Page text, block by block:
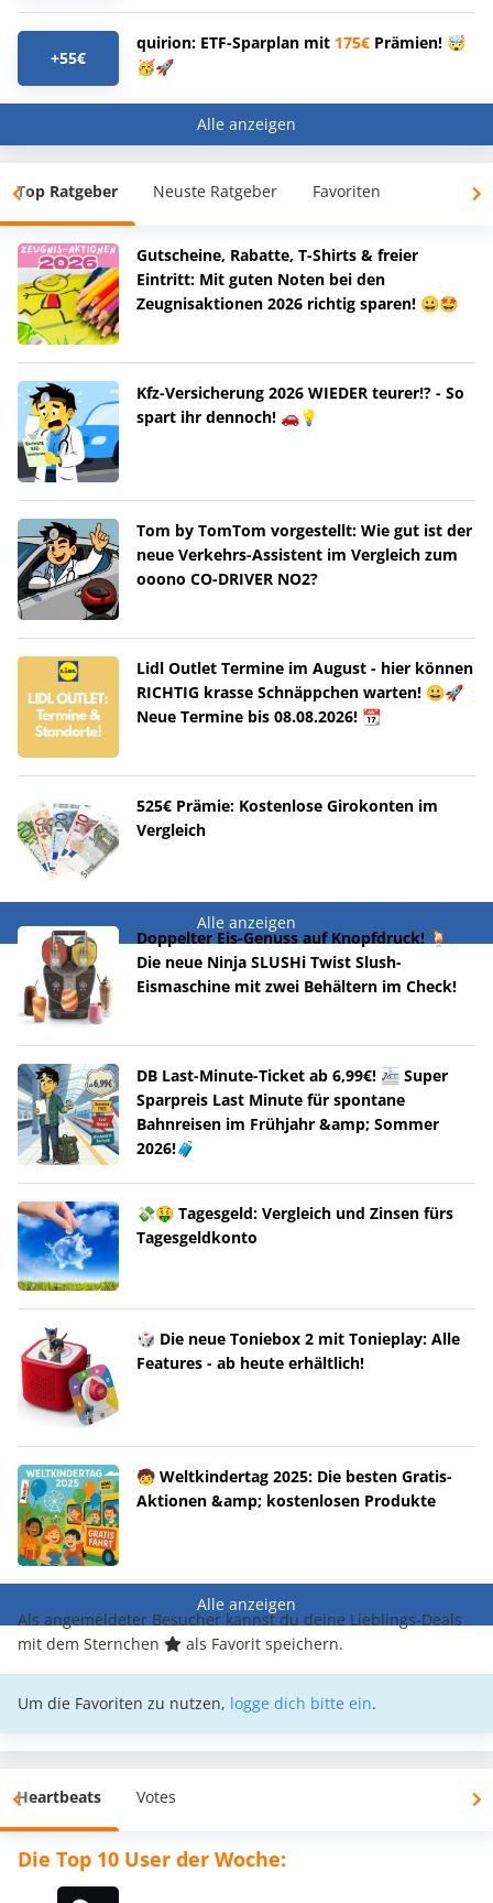
+55€
quirion: ETF-Sparplan mit 175€ Prämien! 🤯
🥳🚀
Alle anzeigen
Top Ratgeber Neuste Ratgeber Favoriten
Gutscheine, Rabatte, T-Shirts & freier
Eintritt: Mit guten Noten bei den
Zeugnisaktionen 2026 richtig sparen! 😀🤩
Kfz-Versicherung 2026 WIEDER teurer!? - So
spart ihr dennoch! 🚗💡
Tom by TomTom vorgestellt: Wie gut ist der
neue Verkehrs-Assistent im Vergleich zum
ooono CO-DRIVER NO2?
Lidl Outlet Termine im August - hier können
RICHTIG krasse Schnäppchen warten! 😀🚀
Neue Termine bis 08.08.2026! 📆
525€ Prämie: Kostenlose Girokonten im
Vergleich
Alle anzeigen
Doppelter Eis-Genuss auf Knopfdruck! 🍹
Die neue Ninja SLUSHi Twist Slush-
Eismaschine mit zwei Behältern im Check!
DB Last-Minute-Ticket ab 6,99€! 🚈 Super
Sparpreis Last Minute für spontane
Bahnreisen im Frühjahr &amp; Sommer
2026!🧳
💸🤑 Tagesgeld: Vergleich und Zinsen fürs
Tagesgeldkonto
🎲 Die neue Toniebox 2 mit Tonieplay: Alle
Features - ab heute erhältlich!
🧒 Weltkindertag 2025: Die besten Gratis-
Aktionen &amp; kostenlosen Produkte
Alle anzeigen
Als angemeldeter Besucher kannst du deine Lieblings-Deals
mit dem Sternchen
als Favorit speichern.
Um die Favoriten zu nutzen, logge dich bitte ein.
Heartbeats Votes
Die Top 10 User der Woche: